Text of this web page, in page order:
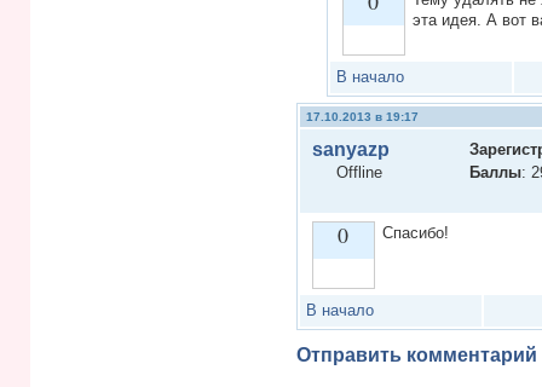
эта идея. А вот
В начало
17.10.2013 в 19:17
sanyazp
Offline
Баллы:
0 Спасибо!
В начало
Отправить комментарий